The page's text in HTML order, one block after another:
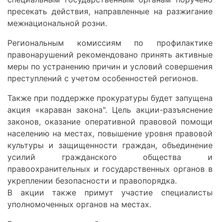
пресекать действия, направленные на разжигание
межнациональной розни.
Региональным комиссиям по профилактике
правонарушений рекомендовано принять активные
меры по устранению причин и условий совершения
преступлений с учетом особенностей регионов.
Также при поддержке прокуратуры будет запущена
акция «караван закона". Цель акции-разъяснение
законов, оказание оперативной правовой помощи
населению на местах, повышение уровня правовой
культуры и защищенности граждан, объединение
усилий гражданского общества и
правоохранительных и государственных органов в
укреплении безопасности и правопорядка.
В акции также примут участие специалисты
уполномоченных органов на местах.